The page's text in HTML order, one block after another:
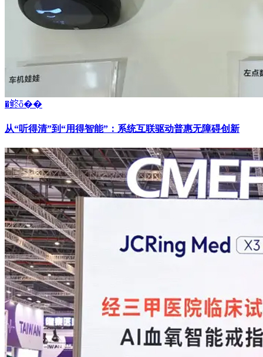
�鿴ȫ��
从“听得清”到“用得智能”：系统互联驱动普惠无障碍创新